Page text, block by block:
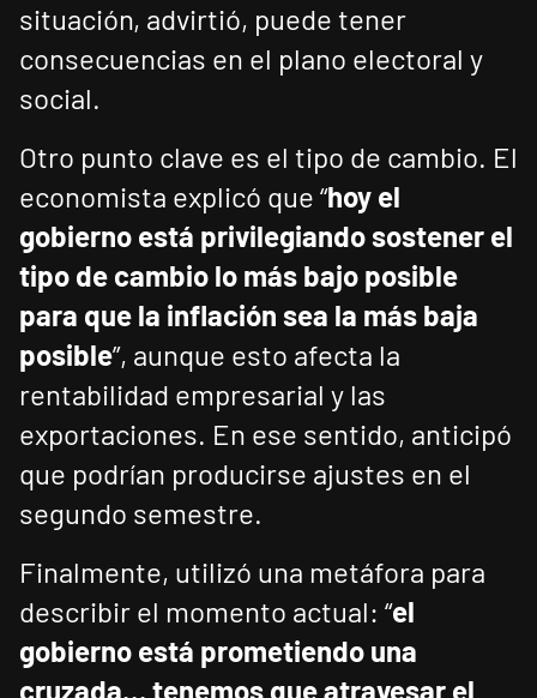
situación, advirtió, puede tener
consecuencias en el plano electoral y
social.
Otro punto clave es el tipo de cambio. El
economista explicó que “hoy el
gobierno está privilegiando sostener el
tipo de cambio lo más bajo posible
para que la inflación sea la más baja
posible”, aunque esto afecta la
rentabilidad empresarial y las
exportaciones. En ese sentido, anticipó
que podrían producirse ajustes en el
segundo semestre.
Finalmente, utilizó una metáfora para
describir el momento actual: “el
gobierno está prometiendo una
cruzada… tenemos que atravesar el